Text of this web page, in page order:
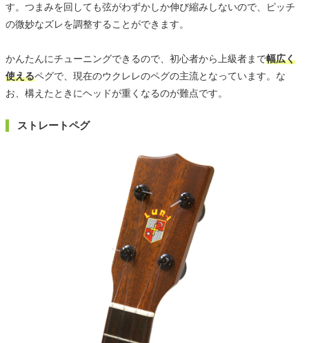
す。つまみを回しても弦がわずかしか伸び縮みしないので、ピッチ
の微妙なズレを調整することができます。
かんたんにチューニングできるので、初心者から上級者まで幅広く
使えるペグで、現在のウクレレのペグの主流となっています。な
お、構えたときにヘッドが重くなるのが難点です。
ストレートペグ